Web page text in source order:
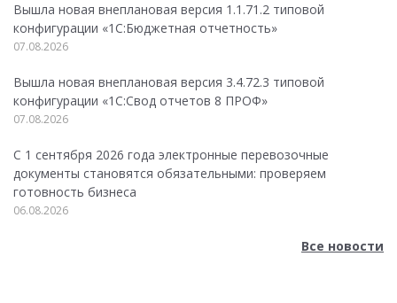
Вышла новая внеплановая версия 1.1.71.2 типовой
конфигурации «1C:Бюджетная отчетность»
07.08.2026
Вышла новая внеплановая версия 3.4.72.3 типовой
конфигурации «1C:Свод отчетов 8 ПРОФ»
07.08.2026
С 1 сентября 2026 года электронные перевозочные
документы становятся обязательными: проверяем
готовность бизнеса
06.08.2026
Все новости